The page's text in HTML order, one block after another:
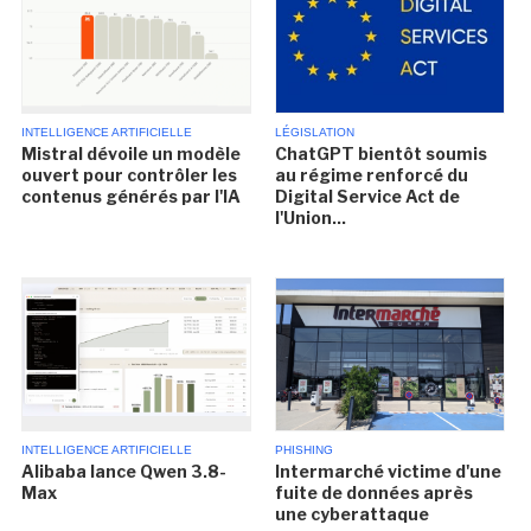
INTELLIGENCE ARTIFICIELLE
Mistral dévoile un modèle
ouvert pour contrôler les
contenus générés par l'IA
LÉGISLATION
ChatGPT bientôt soumis
au régime renforcé du
Digital Service Act de
l'Union...
INTELLIGENCE ARTIFICIELLE
Alibaba lance Qwen 3.8-
Max
PHISHING
Intermarché victime d'une
fuite de données après
une cyberattaque